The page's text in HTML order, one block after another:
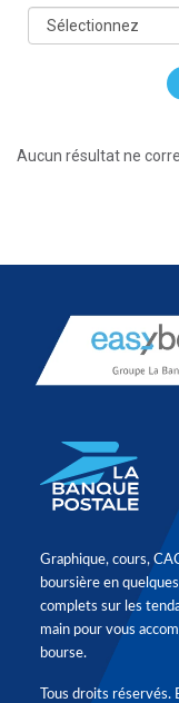
Aucun résultat ne
Graphique, cours,
boursière en
complets sur les
main pour vous
bourse.
Tous droits